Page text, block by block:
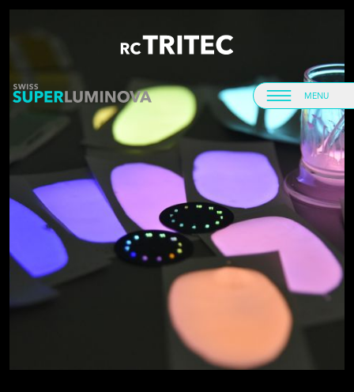
Accueil
Accueil
Menu
MENU